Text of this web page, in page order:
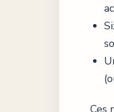
Ces